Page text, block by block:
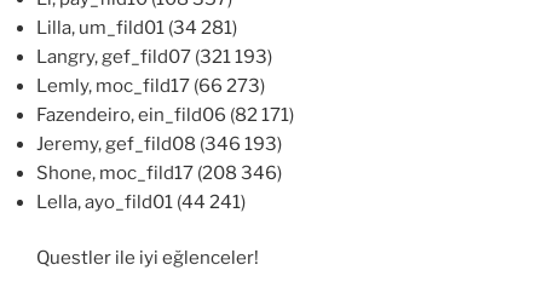
Lilla, um_fild01 (34 281)
Langry, gef_fild07 (321 193)
Lemly, moc_fild17 (66 273)
Fazendeiro, ein_fild06 (82 171)
Jeremy, gef_fild08 (346 193)
Shone, moc_fild17 (208 346)
Lella, ayo_fild01 (44 241)
Questler ile iyi eğlenceler!